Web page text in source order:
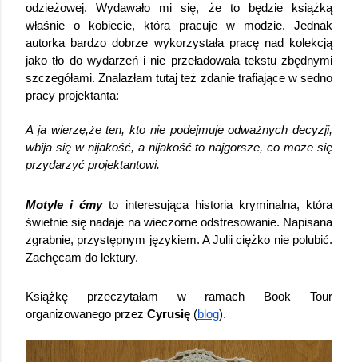
odzieżowej. Wydawało mi się, że to będzie książką
właśnie o kobiecie, która pracuje w modzie. Jednak
autorka bardzo dobrze wykorzystała pracę nad kolekcją
jako tło do wydarzeń i nie przeładowała tekstu zbędnymi
szczegółami. Znalazłam tutaj też zdanie trafiające w sedno
pracy projektanta:
A ja wierzę,że ten, kto nie podejmuje odważnych decyzji,
wbija się w nijakość, a nijakość to najgorsze, co może się
przydarzyć projektantowi.
Motyle i ćmy to interesująca historia kryminalna, która
świetnie się nadaje na wieczorne odstresowanie. Napisana
zgrabnie, przystępnym językiem. A Julii ciężko nie polubić.
Zachęcam do lektury.
Książkę przeczytałam w ramach Book Tour
organizowanego przez Cyrusię (blog).